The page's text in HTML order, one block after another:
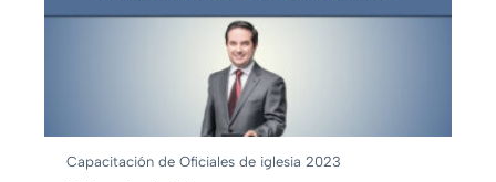
Capacitación de Oficiales de iglesia 2023